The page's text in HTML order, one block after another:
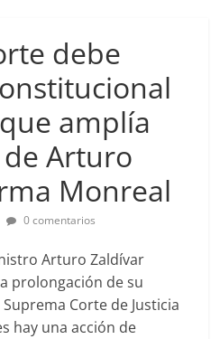
debe
amplía
Arturo
Monreal
0 comentarios
Arturo Zaldívar
prolongación de su
Corte de Justicia
hay una acción de